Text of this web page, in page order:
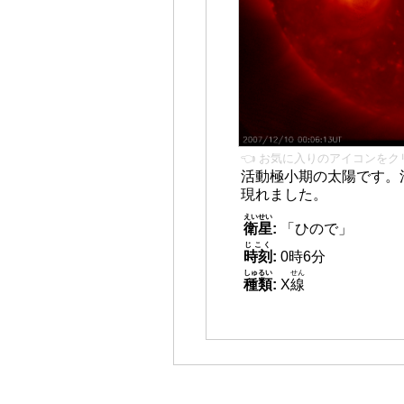
👈 お気に入りのアイコンをク
活動極小期の太陽です
現れました。
衛星
えいせい
:
「ひので」
時刻
じこく
: 0時6分
種類
しゅるい
: X線
せん